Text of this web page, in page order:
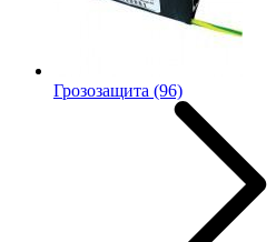
Грозозащита (96)